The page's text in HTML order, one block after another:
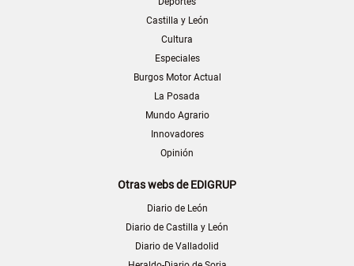
Castilla y León
Cultura
Especiales
Burgos Motor Actual
La Posada
Mundo Agrario
Innovadores
Opinión
Otras webs de EDIGRUP
Diario de León
Diario de Castilla y León
Diario de Valladolid